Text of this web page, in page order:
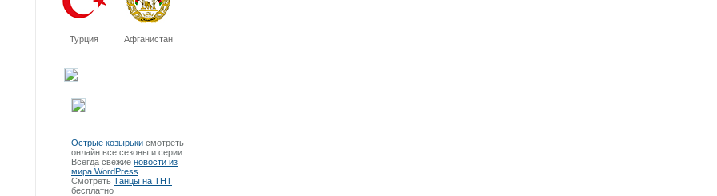
Турция Афганистан
Острые козырьки смотреть
онлайн все сезоны и серии.
Всегда свежие новости из
мира WordPress
Смотреть Танцы на ТНТ
бесплатно